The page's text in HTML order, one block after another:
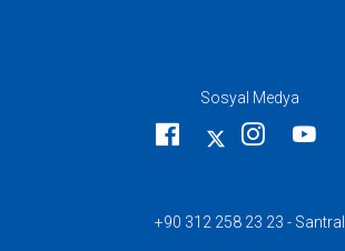
Sosyal Medya
+90 312 258 23 23 - Santral